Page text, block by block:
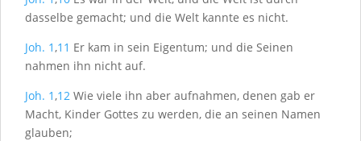
dasselbe gemacht; und die Welt kannte es nicht.
Joh. 1,11 Er kam in sein Eigentum; und die Seinen
nahmen ihn nicht auf.
Joh. 1,12 Wie viele ihn aber aufnahmen, denen gab er
Macht, Kinder Gottes zu werden, die an seinen Namen
glauben;